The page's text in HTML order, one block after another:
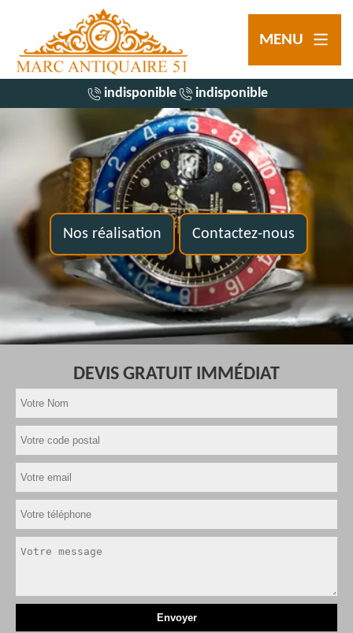
MENU
indisponible indisponible
Nos réalisation Contactez-nous
DEVIS GRATUIT IMMÉDIAT